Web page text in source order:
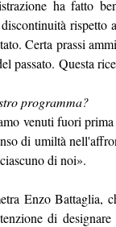
ha fatto
rispetto
Certa prassi
passato. Questa
programma?
venuti fuori
di umiltà
di noi».
Enzo Battaglia,
di designare